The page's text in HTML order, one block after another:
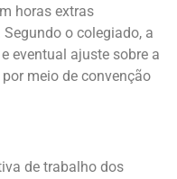
horas extras
o colegiado, a
eventual ajuste sobre a
meio de convenção
de trabalho dos